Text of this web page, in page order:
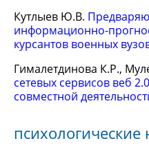
Кутлыев Ю.В.
информационно-
курсантов военных
Гималетдинова К.Р.,
сетевых сервисов веб
совместной
психологические